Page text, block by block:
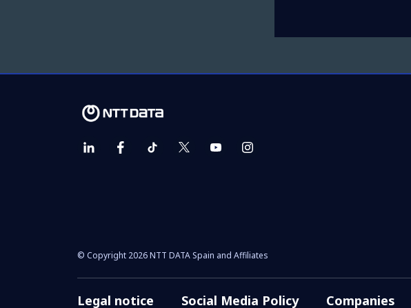
© Copyright 2026 NTT DATA Spain and Affiliates
Legal notice Social Media Policy Companies